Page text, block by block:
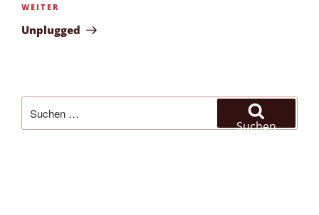
Nächster
Beitrag
WEITER
Unplugged
nach:
Suchen